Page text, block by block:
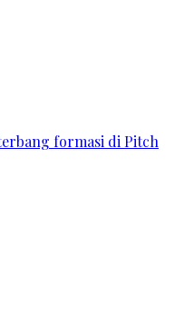
formasi di Pitch